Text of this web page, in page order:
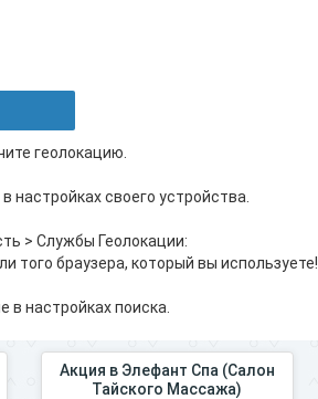
геолокацию.
настройках своего устройства.
> Службы Геолокации:
того браузера, который вы используете!
настройках поиска.
Акция в Элефант Спа (Салон
Тайского Массажа)